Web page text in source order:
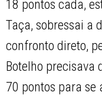
18 pontos cada,
Taça, sobressai a
confronto direto,
Botelho precisava
70 pontos para se